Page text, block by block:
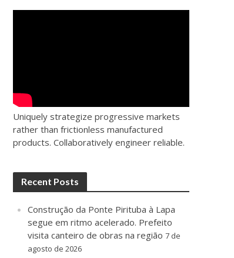
Uniquely strategize progressive markets
rather than frictionless manufactured
products. Collaboratively engineer reliable.
Recent Posts
Construção da Ponte Pirituba à Lapa
segue em ritmo acelerado. Prefeito
visita canteiro de obras na região 7 de
agosto de 2026